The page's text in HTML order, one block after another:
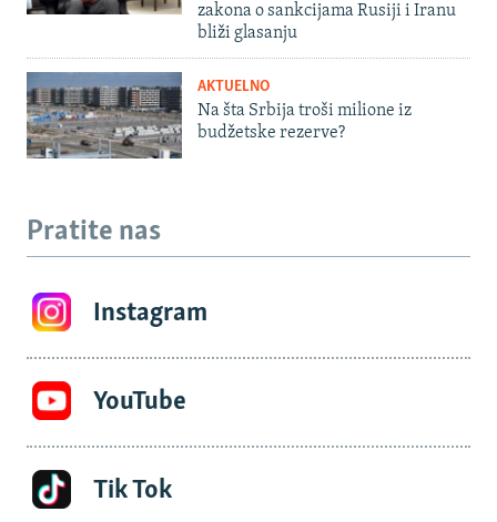
zakona o sankcijama Rusiji i Iranu
bliži glasanju
AKTUELNO
Na šta Srbija troši milione iz
budžetske rezerve?
Pratite nas
Instagram
YouTube
Tik Tok